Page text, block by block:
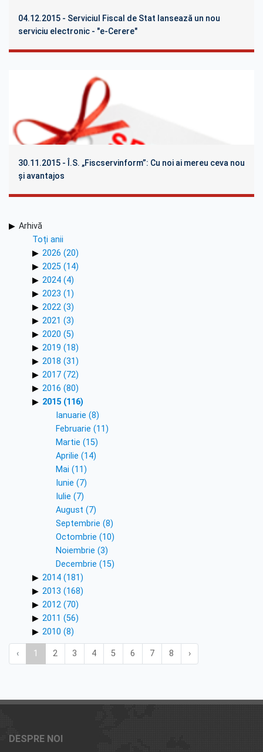
04.12.2015 - Serviciul Fiscal de Stat lansează un nou
serviciu electronic - "e-Cerere"
30.11.2015 - Î.S. „Fiscservinform”: Cu noi ai mereu ceva nou
şi avantajos
Arhivă
Toți anii
2026 (20)
2025 (14)
2024 (4)
2023 (1)
2022 (3)
2021 (3)
2020 (5)
2019 (18)
2018 (31)
2017 (72)
2016 (80)
2015 (116)
Ianuarie (8)
Februarie (11)
Martie (15)
Aprilie (14)
Mai (11)
Iunie (7)
Iulie (7)
August (7)
Septembrie (8)
Octombrie (10)
Noiembrie (3)
Decembrie (15)
2014 (181)
2013 (168)
2012 (70)
2011 (56)
2010 (8)
‹ 1 2 3 4 5 6 7 8 ›
DESPRE NOI